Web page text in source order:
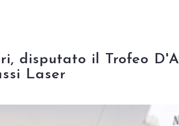
disputato il Trofeo
Laser